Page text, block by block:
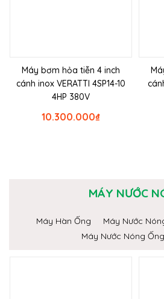
Máy bơm hỏa tiễn 4 inch
cánh inox VERATTI 4SP14-10
4HP 380V
₫
10.300.000
MÁY NƯỚC
Máy Hàn Ống
Máy Nước
Máy Nước Nóng